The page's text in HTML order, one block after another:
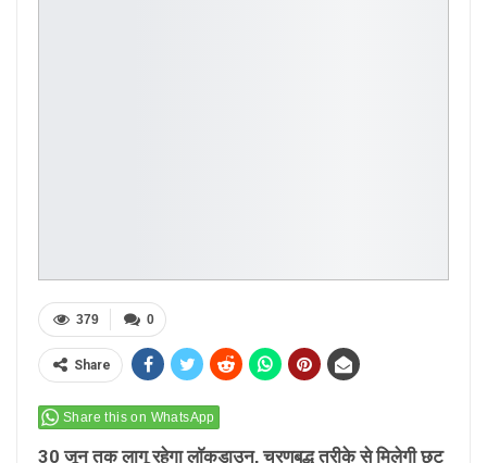
0
379
Share
Share this on WhatsApp
30 जून तक लागू रहेगा लाॅकडाउन, चरणबद्ध तरीके से मिलेगी छूट